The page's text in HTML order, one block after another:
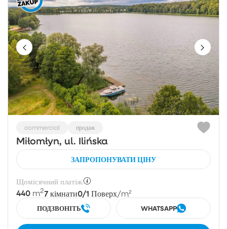
commercial продаж
Miłomłyn, ul. Ilińska
ЗАПРОПОНУВАТИ ЦІНУ
Щомісячний платіж:
440 m27 кімнати0/1 Поверх/m²
ПОДЗВОНІТЬ WHATSAPP